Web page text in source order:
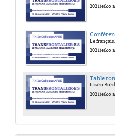
2021(e)ko
Le
2021(e)ko
2021(e)ko